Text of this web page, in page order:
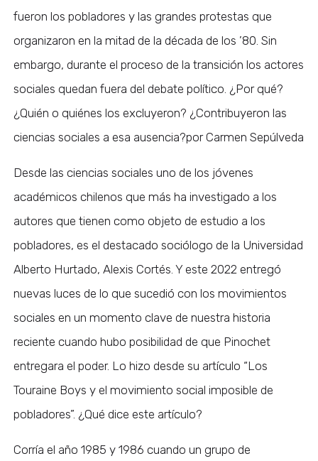
fueron los pobladores y las grandes protestas que
organizaron en la mitad de la década de los ’80. Sin
embargo, durante el proceso de la transición los actores
sociales quedan fuera del debate político. ¿Por qué?
¿Quién o quiénes los excluyeron? ¿Contribuyeron las
ciencias sociales a esa ausencia?por Carmen Sepúlveda
Desde las ciencias sociales uno de los jóvenes
académicos chilenos que más ha investigado a los
autores que tienen como objeto de estudio a los
pobladores, es el destacado sociólogo de la Universidad
Alberto Hurtado, Alexis Cortés. Y este 2022 entregó
nuevas luces de lo que sucedió con los movimientos
sociales en un momento clave de nuestra historia
reciente cuando hubo posibilidad de que Pinochet
entregara el poder. Lo hizo desde su artículo “Los
Touraine Boys y el movimiento social imposible de
pobladores”. ¿Qué dice este artículo?
Corría el año 1985 y 1986 cuando un grupo de